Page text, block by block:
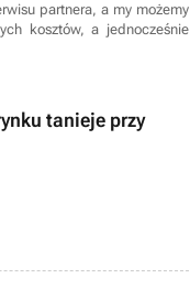
partnera, a my możemy
kosztów, a jednocześnie
tanieje przy